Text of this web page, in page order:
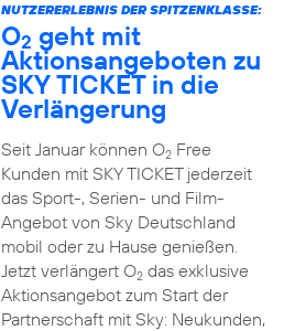
NUTZERERLEBNIS DER SPITZENKLASSE:
O2 geht mit
Aktionsangeboten zu
SKY TICKET in die
Verlängerung
Seit Januar können O2Free
Kunden mit SKY TICKET jederzeit
das Sport-, Serien- und Film-
Angebot von Sky Deutschland
mobil oder zu Hause genießen.
Jetzt verlängert O2das exklusive
Aktionsangebot zum Start der
Partnerschaft mit Sky: Neukunden,